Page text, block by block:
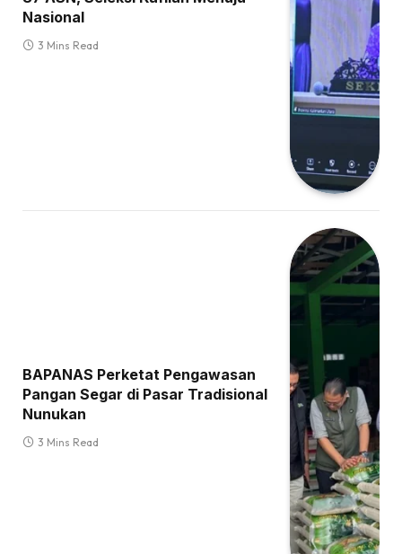
Nasional
3 Mins Read
BAPANAS Perketat Pengawasan
Pangan Segar di Pasar Tradisional
Nunukan
3 Mins Read